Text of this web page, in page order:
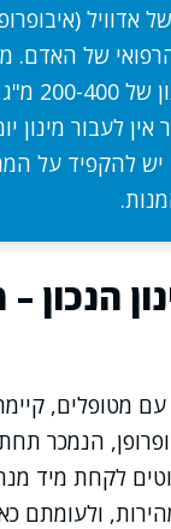
אדוויל
של האדם.
יש להקפיד על
הנכון
עם מטופלים,
הנמכר
לקחת מיד
ולעומתם